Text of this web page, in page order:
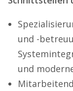
und -
und